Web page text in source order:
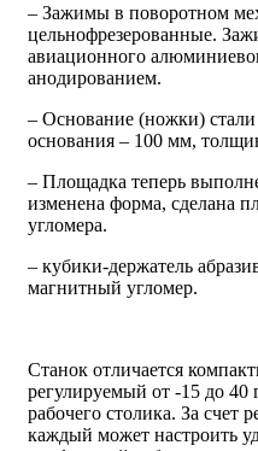
– Зажимы в поворотном
цельнофрезерованные.
авиационного
анодированием.
– Основание (ножки)
основания – 100 мм,
– Площадка теперь
изменена форма, сделана
угломера.
– кубики-держатель
магнитный угломер.
Станок отличается
регулируемый от -15 до 40
рабочего столика. За счет
каждый может настроить